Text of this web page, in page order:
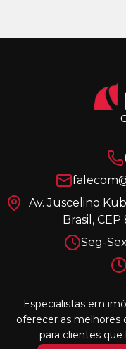
Av. Juscelino
Brasil,
Seg-
Especialistas em
oferecer as melhores
para clientes